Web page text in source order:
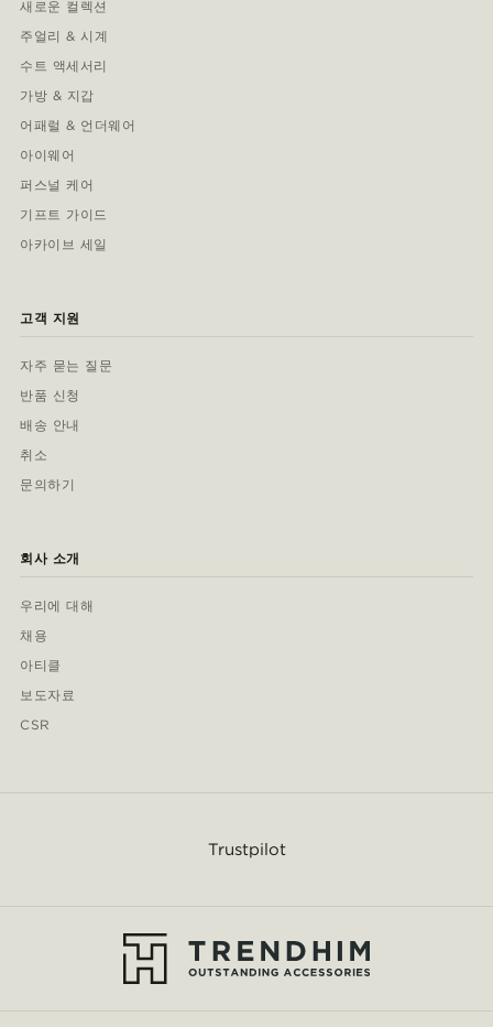
새로운 컬렉션
주얼리 & 시계
수트 액세서리
가방 & 지갑
어패럴 & 언더웨어
아이웨어
퍼스널 케어
기프트 가이드
아카이브 세일
고객 지원
자주 묻는 질문
반품 신청
배송 안내
취소
문의하기
회사 소개
우리에 대해
채용
아티클
보도자료
CSR
Trustpilot